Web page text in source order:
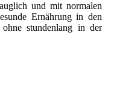
und mit normalen
Ernährung in den
stundenlang in der